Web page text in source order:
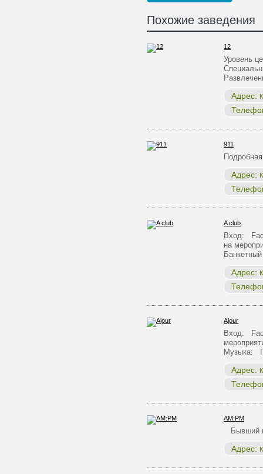
Похожие заведения
12
Уровень
Адрес:
911
Адрес:
A club
Вход:
на
Адрес:
Ajour
Вход:
Музыка:
Адрес:
AM:PM
Бывший
Адрес: